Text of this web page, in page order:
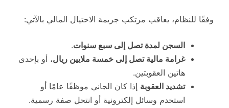
وفقًا للنظام، يعاقب مرتكب جريمة الاحتيال المالي بالآتي:
السجن لمدة تصل إلى سبع سنوات.
غرامة مالية تصل إلى خمسة ملايين ريال، أو بإحدى
هاتين العقوبتين.
تشديد العقوبة إذا كان الجاني موظفًا عامًا أو
استخدم وسائل إلكترونية أو انتحل صفة رسمية.